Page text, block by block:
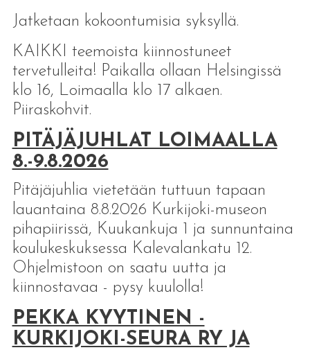
Jatketaan kokoontumisia syksyllä.
KAIKKI teemoista kiinnostuneet
tervetulleita! Paikalla ollaan Helsingissä
klo 16, Loimaalla klo 17 alkaen.
Piiraskohvit.
PITÄJÄJUHLAT LOIMAALLA
8.-9.8.2026
Pitäjäjuhlia vietetään tuttuun tapaan
lauantaina 8.8.2026 Kurkijoki-museon
pihapiirissä, Kuukankuja 1 ja sunnuntaina
koulukeskuksessa Kalevalankatu 12.
Ohjelmistoon on saatu uutta ja
kiinnostavaa - pysy kuulolla!
PEKKA KYYTINEN -
KURKIJOKI-SEURA RY JA